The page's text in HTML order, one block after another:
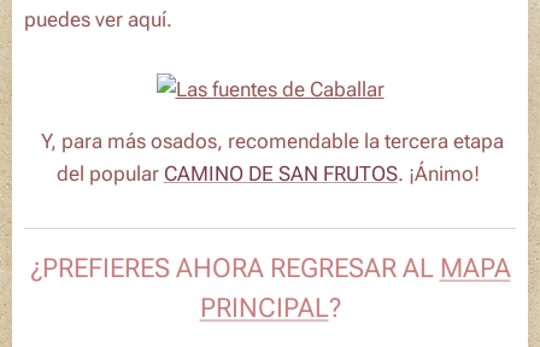
puedes ver aquí.
Y, para más osados, recomendable la tercera etapa
del popular CAMINO DE SAN FRUTOS. ¡Ánimo!
¿PREFIERES AHORA REGRESAR AL MAPA
PRINCIPAL?